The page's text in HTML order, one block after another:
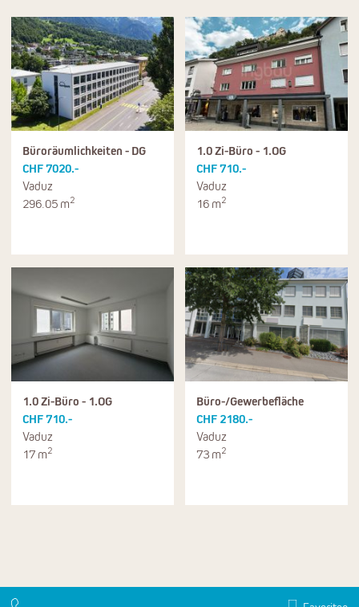
Büroräumlichkeiten - DG
CHF 7020.-
Vaduz
296.05 m2
1.0 Zi-Büro - 1.OG
CHF 710.-
Vaduz
16 m2
1.0 Zi-Büro - 1.OG
CHF 710.-
Vaduz
17 m2
Büro-/Gewerbefläche
CHF 2180.-
Vaduz
73 m2